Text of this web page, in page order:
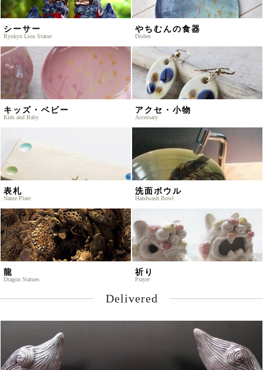
シーサー
Ryukyu Lion Statue
やちむんの食器
Dishes
キッズ・ベビー
Kids and Baby
アクセ・小物
Accessary
表札
Name Plate
洗面ボウル
Handwash Bowl
龍
Dragon Statues
祈り
Prayer
Delivered